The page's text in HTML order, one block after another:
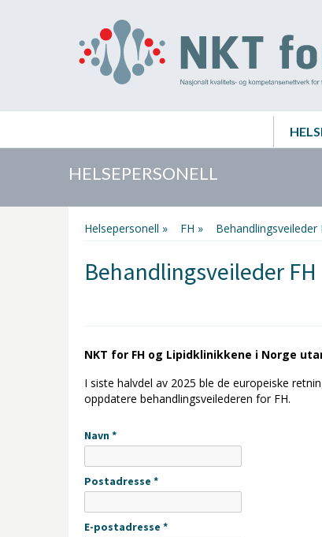
HELSEPERSONELL
Helsepersonell » FH » Behandlingsveileder
Behandlingsveileder FH
NKT for FH og Lipidklinikkene i Norge
I siste halvdel av 2025 ble de europeiske
oppdatere behandlingsveilederen for FH.
Navn *
Postadresse *
E-postadresse *